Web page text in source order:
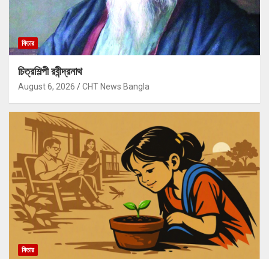
ফিচার
চিত্রশিল্পী রবীন্দ্রনাথ
August 6, 2026 CHT News Bangla
ফিচার